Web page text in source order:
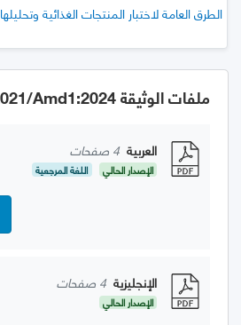
الطرق العامة لاختبار المنتجات الغذائية وتحليلها
ملفات الوثيقة GSO 2055-2:2021/Amd1:2024
العربية 4 صفحات
الإصدار الحالي اللغة المرجعية
الإنجليزية 4 صفحات
الإصدار الحالي